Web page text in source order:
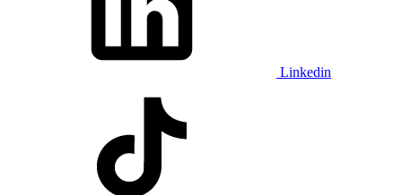
Linkedin